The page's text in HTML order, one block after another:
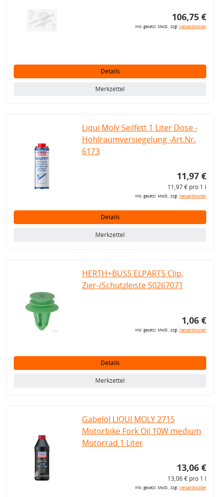
106,75 €
inkl. gesetzl. MwSt., zzgl.Versandkosten
Details
Merkzettel
Liqui Moly Seilfett 1 Liter Dose -
Hohlraumversiegelung -Art.Nr.
6173
11,97 €
11,97 € pro 1 l
inkl. gesetzl. MwSt., zzgl.Versandkosten
Details
Merkzettel
HERTH+BUSS ELPARTS Clip,
Zier-/Schutzleiste 50267071
1,06 €
inkl. gesetzl. MwSt., zzgl.Versandkosten
Details
Merkzettel
Gabelöl LIQUI MOLY 2715
Motorbike Fork Oil 10W medium
Motorrad 1 Liter
13,06 €
13,06 € pro 1 l
inkl. gesetzl. MwSt., zzgl.Versandkosten